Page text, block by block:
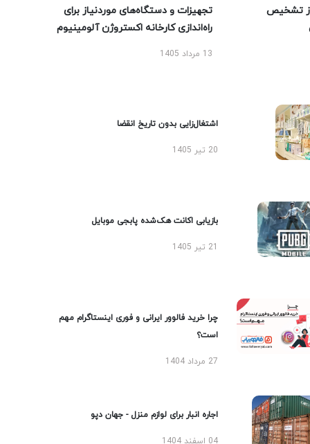
تشخیص
تجهیزات و دستگاه‌های موردنیاز برای
راه‌اندازی کارخانه اکستروژن آلومینیوم
13 مرداد 1405
اشتغال‌زایی بدون تاریخ انقضا
20 تیر 1405
بازیابی اکانت هک‌شده پابجی موبایل
چرا خرید فالوور ایرانی و فوری اینستاگرام مهم
است؟
27 مرداد 1404
اجاره انبار برای لوازم منزل - جهان دپو
04 اسفند 1404